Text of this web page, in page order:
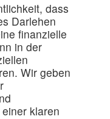
dass
Darlehen
finanzielle
in der
Wir geben
klaren